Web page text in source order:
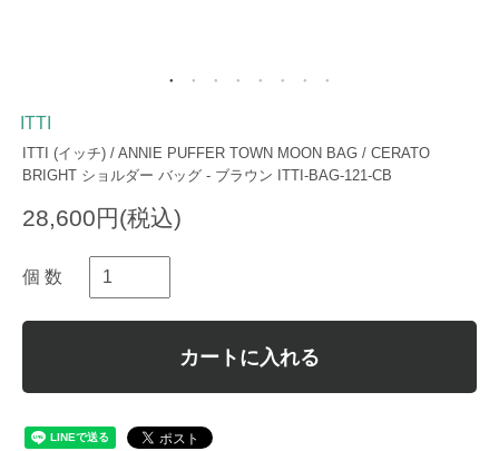
ITTI
ITTI (イッチ) / ANNIE PUFFER TOWN MOON BAG / CERATO
BRIGHT ショルダー バッグ - ブラウン ITTI-BAG-121-CB
28,600円(税込)
個 数
カートに入れる